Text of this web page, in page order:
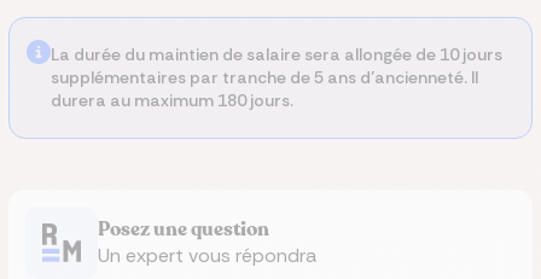
La durée du maintien de salaire sera allongée de 10 jours
supplémentaires par tranche de 5 ans d’ancienneté. Il
durera au maximum 180 jours.
Posez une question
Un expert vous répondra